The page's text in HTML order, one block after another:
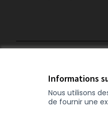
Informations
Nous utilisons
de fournir une